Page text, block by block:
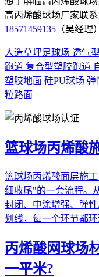
高丙烯酸球场厂家联
18571459135 （吴经理
人造草坪足球场 透气
跑道 复合型塑胶跑道
塑胶地面 硅PU球场 弹
粒路面
篮球场丙烯酸
篮球场丙烯酸面层施
细收尾"的一套流程。
封闭、中涂增强、弹
划线，每一个环节都环
丙烯酸网球场
一平米?